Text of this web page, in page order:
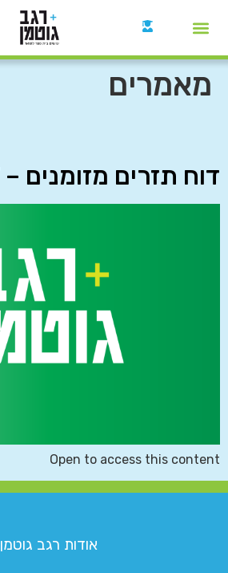
מאמרים
דוח תזרים מזומנים – IAS 7
Open to access this content
אודות רגב גוטמן